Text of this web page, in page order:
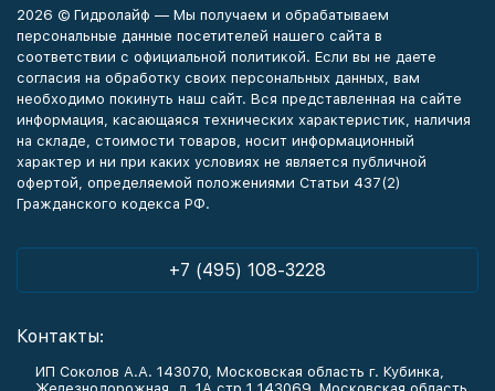
2026 © Гидролайф — Мы получаем и обрабатываем
персональные данные посетителей нашего сайта в
соответствии с официальной политикой. Если вы не даете
согласия на обработку своих персональных данных, вам
необходимо покинуть наш сайт. Вся представленная на сайте
информация, касающаяся технических характеристик, наличия
на складе, стоимости товаров, носит информационный
характер и ни при каких условиях не является публичной
офертой, определяемой положениями Статьи 437(2)
Гражданского кодекса РФ.
+7 (495) 108-3228
Контакты:
ИП Соколов А.А. 143070, Московская область г. Кубинка,